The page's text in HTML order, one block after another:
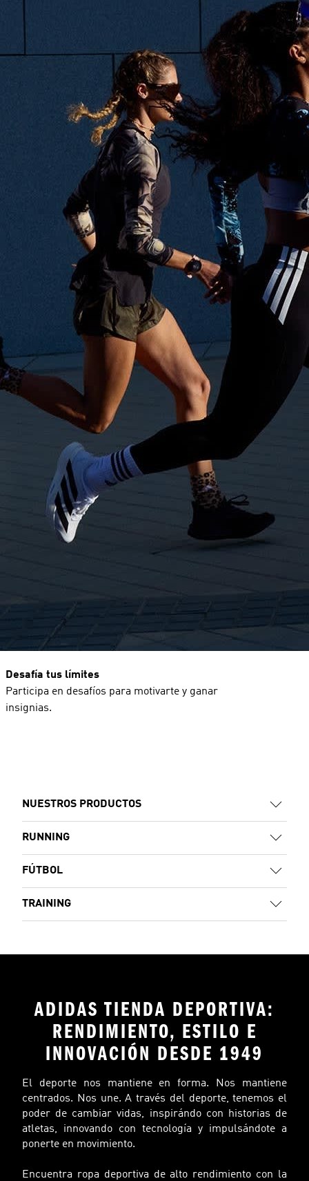
Desafía tus límites
Participa en desafíos para motivarte y ganar
insignias.
NUESTROS PRODUCTOS
RUNNING
FÚTBOL
TRAINING
ADIDAS TIENDA DEPORTIVA:
RENDIMIENTO, ESTILO E
INNOVACIÓN DESDE 1949
El deporte nos mantiene en forma. Nos mantiene
centrados. Nos une. A través del deporte, tenemos el
poder de cambiar vidas, inspirándo con historias de
atletas, innovando con tecnología y impulsándote a
ponerte en movimiento.
Encuentra ropa deportiva de alto rendimiento con la